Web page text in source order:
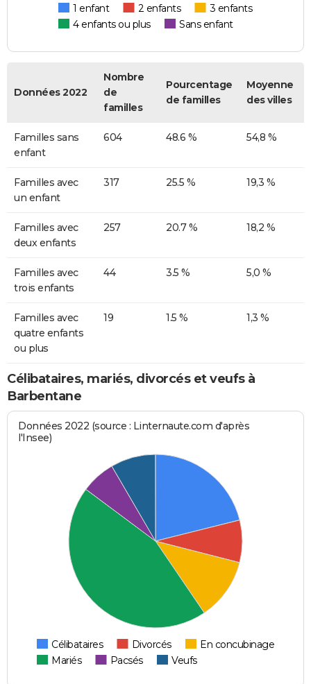
1 enfant 2 enfants
3 enfants
4 enfants ou plus
Sans enfant
Données 2022
Nombre
de
familles
Pourcentage
de familles
Moyenne
des villes
Familles sans
enfant
604 48.6 % 54,8 %
Familles avec
un enfant
317 25.5 % 19,3 %
Familles avec
deux enfants
257 20.7 % 18,2 %
Familles avec
trois enfants
44 3.5 % 5,0 %
Familles avec
quatre enfants
ou plus
19 1.5 % 1,3 %
Célibataires, mariés, divorcés et veufs à
Barbentane
Données 2022 (source : Linternaute.com d'après
l'Insee)
Célibataires Divorcés
En concubinage
Mariés
Pacsés Veufs